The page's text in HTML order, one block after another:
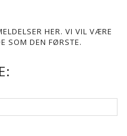
HER. VI VIL VÆRE
SOM DEN FØRSTE.